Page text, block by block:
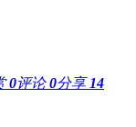
0评论0分享 14